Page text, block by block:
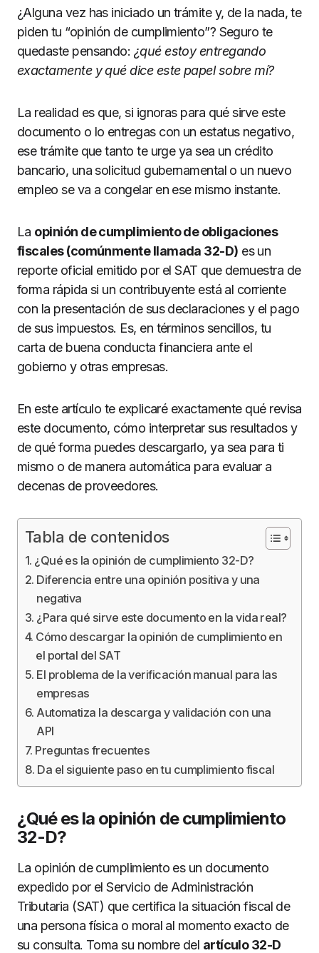
¿Alguna vez has iniciado un trámite y, de la nada, te
piden tu “opinión de cumplimiento”? Seguro te
quedaste pensando: ¿qué estoy entregando
exactamente y qué dice este papel sobre mí?
La realidad es que, si ignoras para qué sirve este
documento o lo entregas con un estatus negativo,
ese trámite que tanto te urge ya sea un crédito
bancario, una solicitud gubernamental o un nuevo
empleo se va a congelar en ese mismo instante.
La opinión de cumplimiento de obligaciones
fiscales (comúnmente llamada 32-D) es un
reporte oficial emitido por el SAT que demuestra de
forma rápida si un contribuyente está al corriente
con la presentación de sus declaraciones y el pago
de sus impuestos. Es, en términos sencillos, tu
carta de buena conducta financiera ante el
gobierno y otras empresas.
En este artículo te explicaré exactamente qué revisa
este documento, cómo interpretar sus resultados y
de qué forma puedes descargarlo, ya sea para ti
mismo o de manera automática para evaluar a
decenas de proveedores.
Tabla de contenidos
¿Qué es la opinión de cumplimiento 32-D?
Diferencia entre una opinión positiva y una
negativa
¿Para qué sirve este documento en la vida real?
Cómo descargar la opinión de cumplimiento en
el portal del SAT
El problema de la verificación manual para las
empresas
Automatiza la descarga y validación con una
API
Preguntas frecuentes
Da el siguiente paso en tu cumplimiento fiscal
¿Qué es la opinión de cumplimiento
32-D?
La opinión de cumplimiento es un documento
expedido por el Servicio de Administración
Tributaria (SAT) que certifica la situación fiscal de
una persona física o moral al momento exacto de
su consulta. Toma su nombre del artículo 32-D